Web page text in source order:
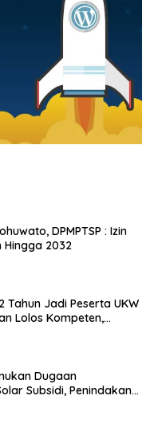
DPMPTSP : Izin
Hingga 2032
Tahun Jadi Peserta UKW
Lolos Kompeten,
Dugaan
Subsidi, Penindakan